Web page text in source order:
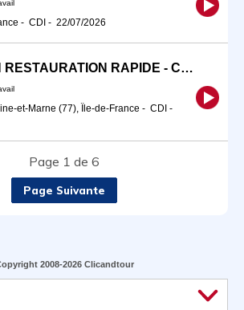
- CDI - 22/07/2026
MANAGER EN RESTAURATION RAPIDE - CESSON BOIS SENART (H/F)
et-Marne (77), Île-de-France - CDI -
Page 1 de 6
Page Suivante
2008-2026 Clicandtour